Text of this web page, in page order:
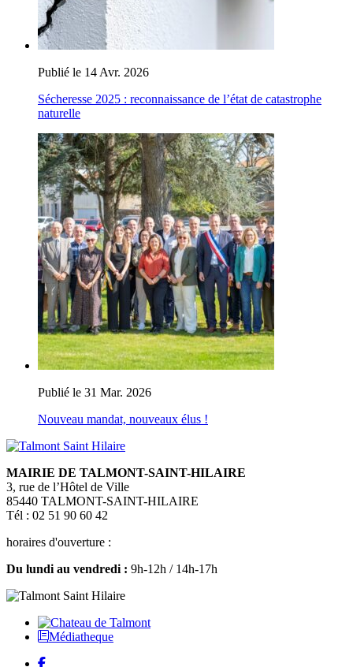
Publié le 14 Avr. 2026
Sécheresse 2025 : reconnaissance de l’état de catastrophe
naturelle
Publié le 31 Mar. 2026
Nouveau mandat, nouveaux élus !
MAIRIE DE TALMONT-SAINT-HILAIRE
3, rue de l’Hôtel de Ville
85440 TALMONT-SAINT-HILAIRE
Tél : 02 51 90 60 42
horaires d'ouverture :
Du lundi au vendredi : 9h-12h / 14h-17h
Médiatheque